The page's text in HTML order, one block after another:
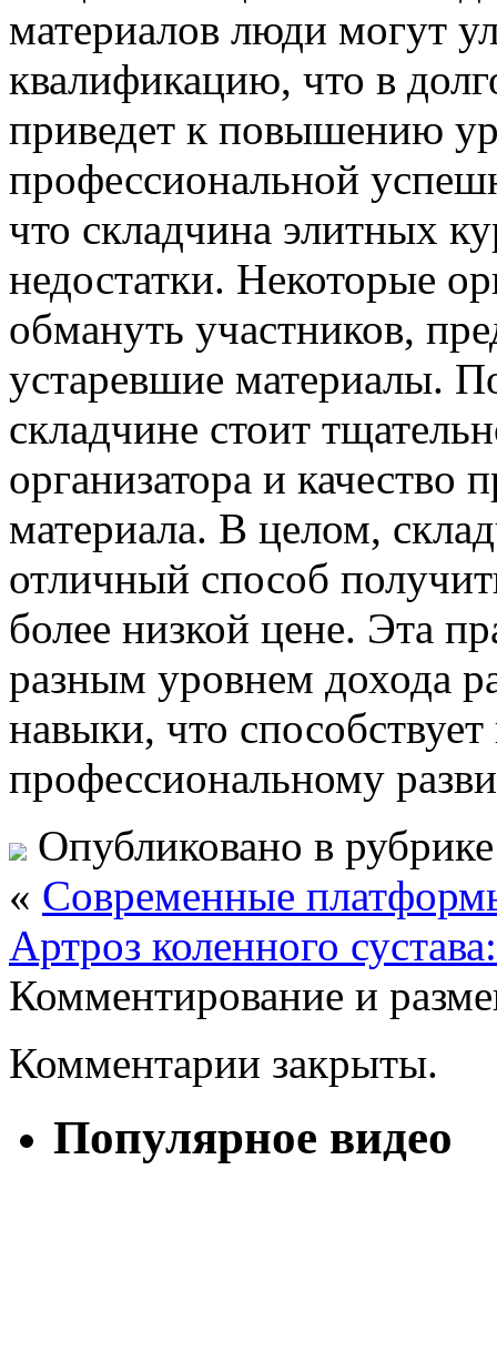
материалов люди могут
квалификацию, что в
приведет к повышению
профессиональной
что складчина элитных
недостатки. Некоторые
обмануть участников,
устаревшие материалы.
складчине стоит
организатора и качество
материала. В целом,
отличный способ
более низкой цене. Эта
разным уровнем дохода
навыки, что
профессиональному
Опубликовано в
« Современные
Артроз коленного
Комментирование и
Комментарии закрыты.
Популярное видео